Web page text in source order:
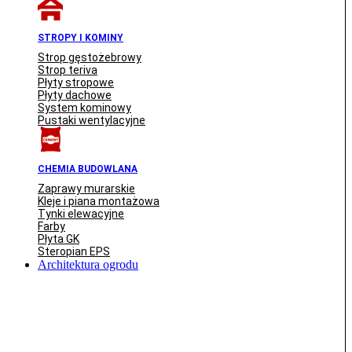
STROPY I KOMINY
Strop gęstożebrowy
Strop teriva
Płyty stropowe
Płyty dachowe
System kominowy
Pustaki wentylacyjne
CHEMIA BUDOWLANA
Zaprawy murarskie
Kleje i piana montażowa
Tynki elewacyjne
Farby
Płyta GK
Steropian EPS
Architektura ogrodu